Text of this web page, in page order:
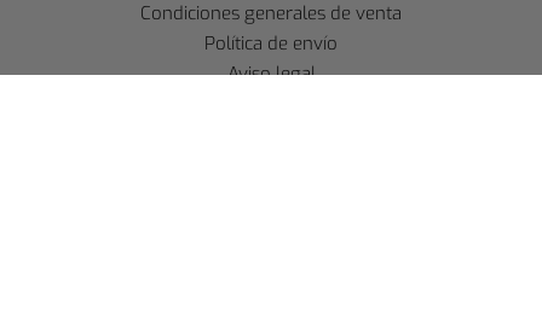
Condiciones generales de venta
Política de envío
Aviso legal